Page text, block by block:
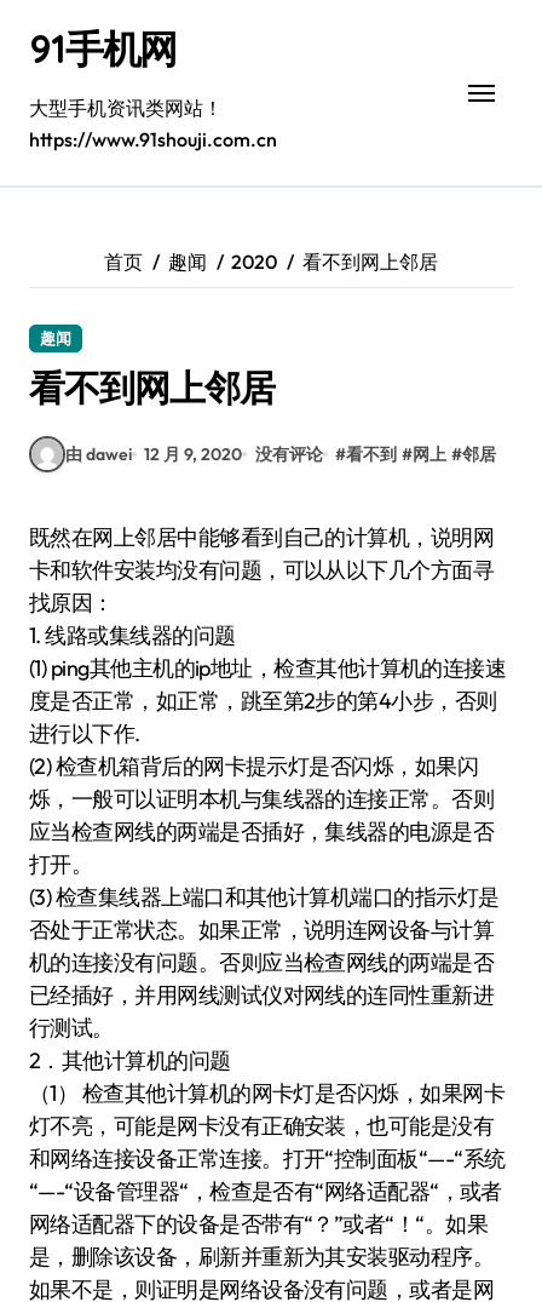
91手机网
大型手机资讯类网站！
https://www.91shouji.com.cn
首页 趣闻 2020 看不到网上邻居
趣闻
看不到网上邻居
由 dawei 12 月 9, 2020 没有评论 #看不到 #网上 #邻居
既然在网上邻居中能够看到自己的计算机，说明网
卡和软件安装均没有问题，可以从以下几个方面寻
找原因：
1. 线路或集线器的问题
(1) ping其他主机的ip地址，检查其他计算机的连接速
度是否正常，如正常，跳至第2步的第4小步，否则
进行以下作.
(2) 检查机箱背后的网卡提示灯是否闪烁，如果闪
烁，一般可以证明本机与集线器的连接正常。否则
应当检查网线的两端是否插好，集线器的电源是否
打开。
(3) 检查集线器上端口和其他计算机端口的指示灯是
否处于正常状态。如果正常，说明连网设备与计算
机的连接没有问题。否则应当检查网线的两端是否
已经插好，并用网线测试仪对网线的连同性重新进
行测试。
2．其他计算机的问题
（1） 检查其他计算机的网卡灯是否闪烁，如果网卡
灯不亮，可能是网卡没有正确安装，也可能是没有
和网络连接设备正常连接。打开“控制面板“—-“系统
“—-“设备管理器“，检查是否有“网络适配器“，或者
网络适配器下的设备是否带有“？”或者“！“。如果
是，删除该设备，刷新并重新为其安装驱动程序。
如果不是，则证明是网络设备没有问题，或者是网